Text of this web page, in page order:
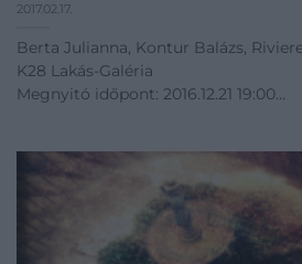
2017.02.17.
Berta Julianna, Kontur Balázs,
K28 Lakás-Galéria
Megnyitó időpont: 2016.12.21 19:00